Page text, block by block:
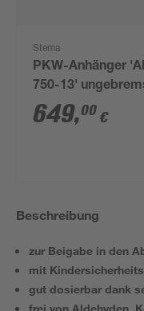
Stema
PKW-Anhänger
750-13'
201 x 108 cm 750
649,00 €
Beschreibung
zur Beigabe in den
mit
gut dosierbar dank
frei von Aldehyden,